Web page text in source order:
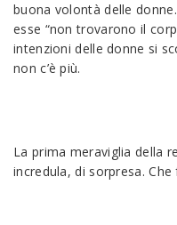
buona volontà delle
esse “non trovarono il
intenzioni delle donne si
non c’è più.
La prima meraviglia della
incredula, di sorpresa.